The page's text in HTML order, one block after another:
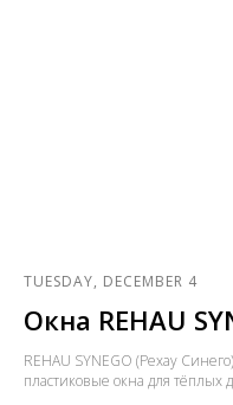
TUESDAY, DECEMBER 4
Окна REHAU
REHAU SYNEGO (Рехау
пластиковые окна для тёплых